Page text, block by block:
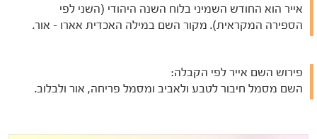
אייר הוא החודש השמיני בלוח השנה היהודי (השני לפי
הספירה המקראית). מקור השם במילה האכדית אארו - אור.
פירוש השם אייר לפי הקבלה:
השם מסמל חיבור לטבע ולאביב ומסמל פריחה, אור ולבלוב.